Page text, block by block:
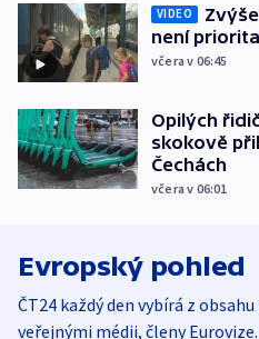
VIDEO
není
včera v 06:45
Opilých
skokově
Čechách
včera v 06:01
Evropský pohled
ČT24 každý den vybírá z
veřejnými médii, členy Eurovize.